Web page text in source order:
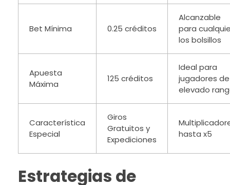
Bet Mínima 0.25 créditos
Alcanzable
para
los bolsillos
Apuesta
Máxima
125 créditos
Ideal para
jugadores de
elevado
Característica
Especial
Giros
Gratuitos y
Expediciones
hasta x5
Estrategias de